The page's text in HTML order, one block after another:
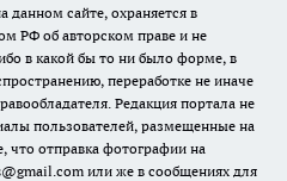
сайте, охраняется в
РФ об авторском праве и не
в какой бы то ни было форме, в
переработке не иначе
Редакция портала не
пользователей, размещенные на
что отправка фотографии на
или же в сообщениях для